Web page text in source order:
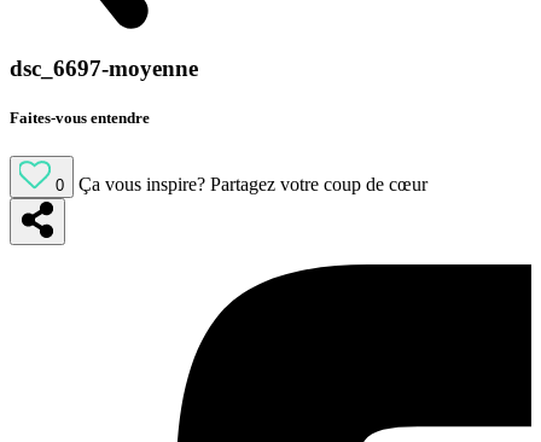
dsc_6697-moyenne
Faites-vous entendre
0 Ça vous inspire? Partagez votre coup de cœur